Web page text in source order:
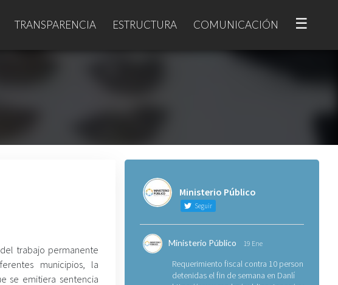
TRANSPARENCIA ESTRUCTURA COMUNICACIÓN ☰
trabajo permanente
municipios, la
se emitiera sentencia
Ministerio Público
Seguir
Ministerio Público 19 Ene
Requerimiento fiscal contra 10 personas
detenidas el fin de semana en Danlí